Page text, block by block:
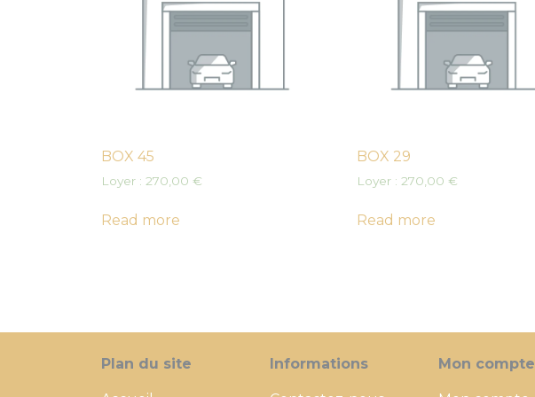
BOX 45
Loyer : 270,00 €
Read more
BOX 29
Loyer :270,00€
Read more
Plan du site Informations Mon compte